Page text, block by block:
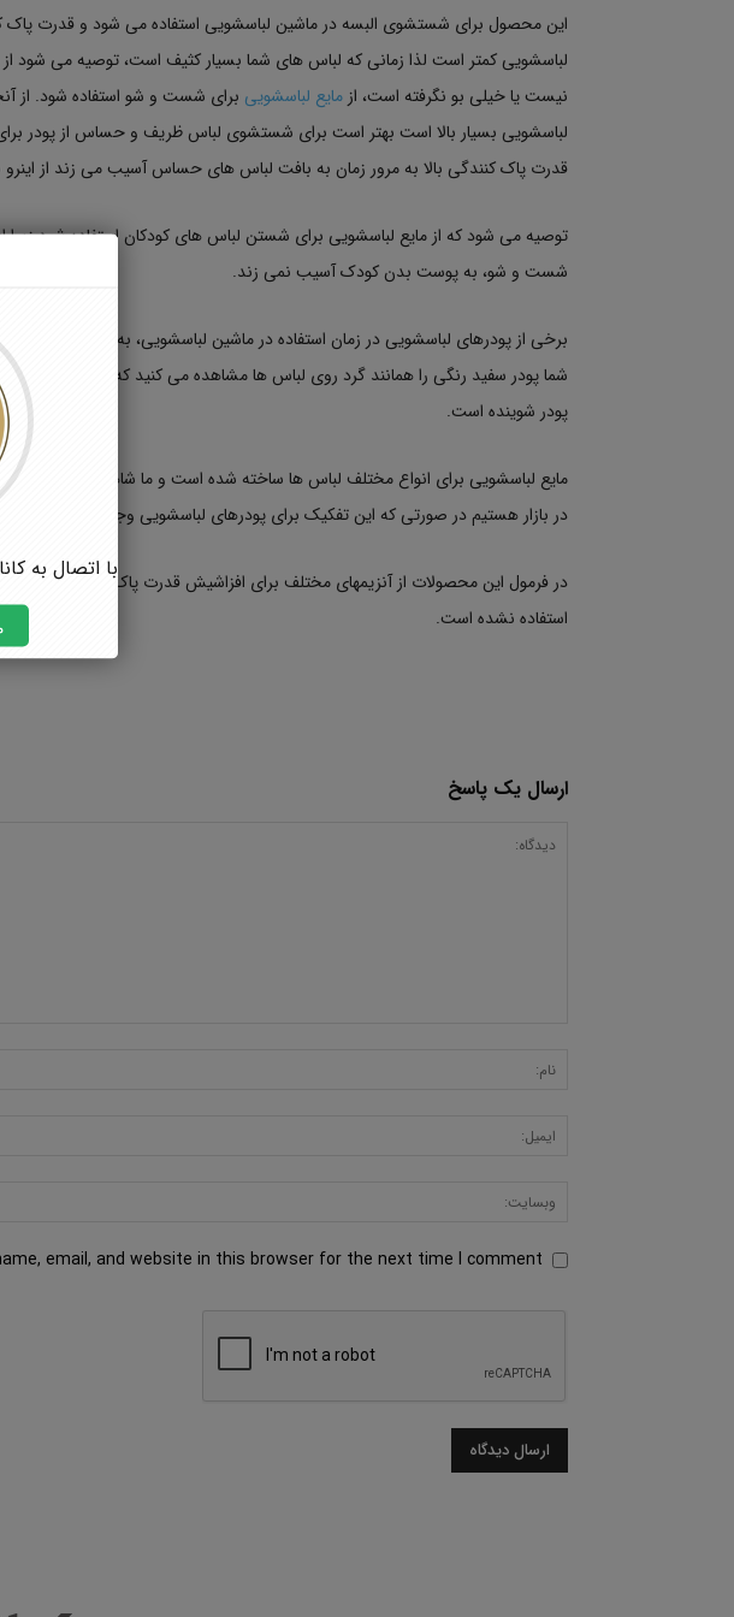
این محصول برای شستشوی البسه در ماشین لباسشویی استفاده می شود و قدرت پاک
لباسشویی کمتر است لذا زمانی که لباس های شما بسیار کثیف است، توصیه می شود از
نیست یا خیلی بو نگرفته است، از مایع لباسشویی برای شست و شو استفاده شود. از
لباسشویی بسیار بالا است بهتر است برای شستشوی لباس ظریف و حساس از پودر
قدرت پاک کنندگی بالا به مرور زمان به بافت لباس های حساس آسیب می زند از اینرو
توصیه می شود که از مایع لباسشویی برای شستن لباس های کودکان استفاده شود زیرا
شست و شو، به پوست بدن کودک آسیب نمی زند.
برخی از پودرهای لباسشویی در زمان استفاده در ماشین لباسشویی، به خوبی در آب
شما پودر سفید رنگی را همانند گرد روی لباس ها مشاهده می کنید که وجود این گرد
پودر شوینده است.
مایع لباسشویی برای انواع مختلف لباس ها ساخته شده است و ما شاهد مایع
در بازار هستیم در صورتی که این تفکیک برای پودرهای لباسشویی وجود ندارد.
در فرمول این محصولات از آنزیمهای مختلف برای افزاشیش قدرت پاک کنندگی استفاده
استفاده نشده است.
ارسال یک پاسخ
email, and website in this browser for the next time I comment.
با اتصال به